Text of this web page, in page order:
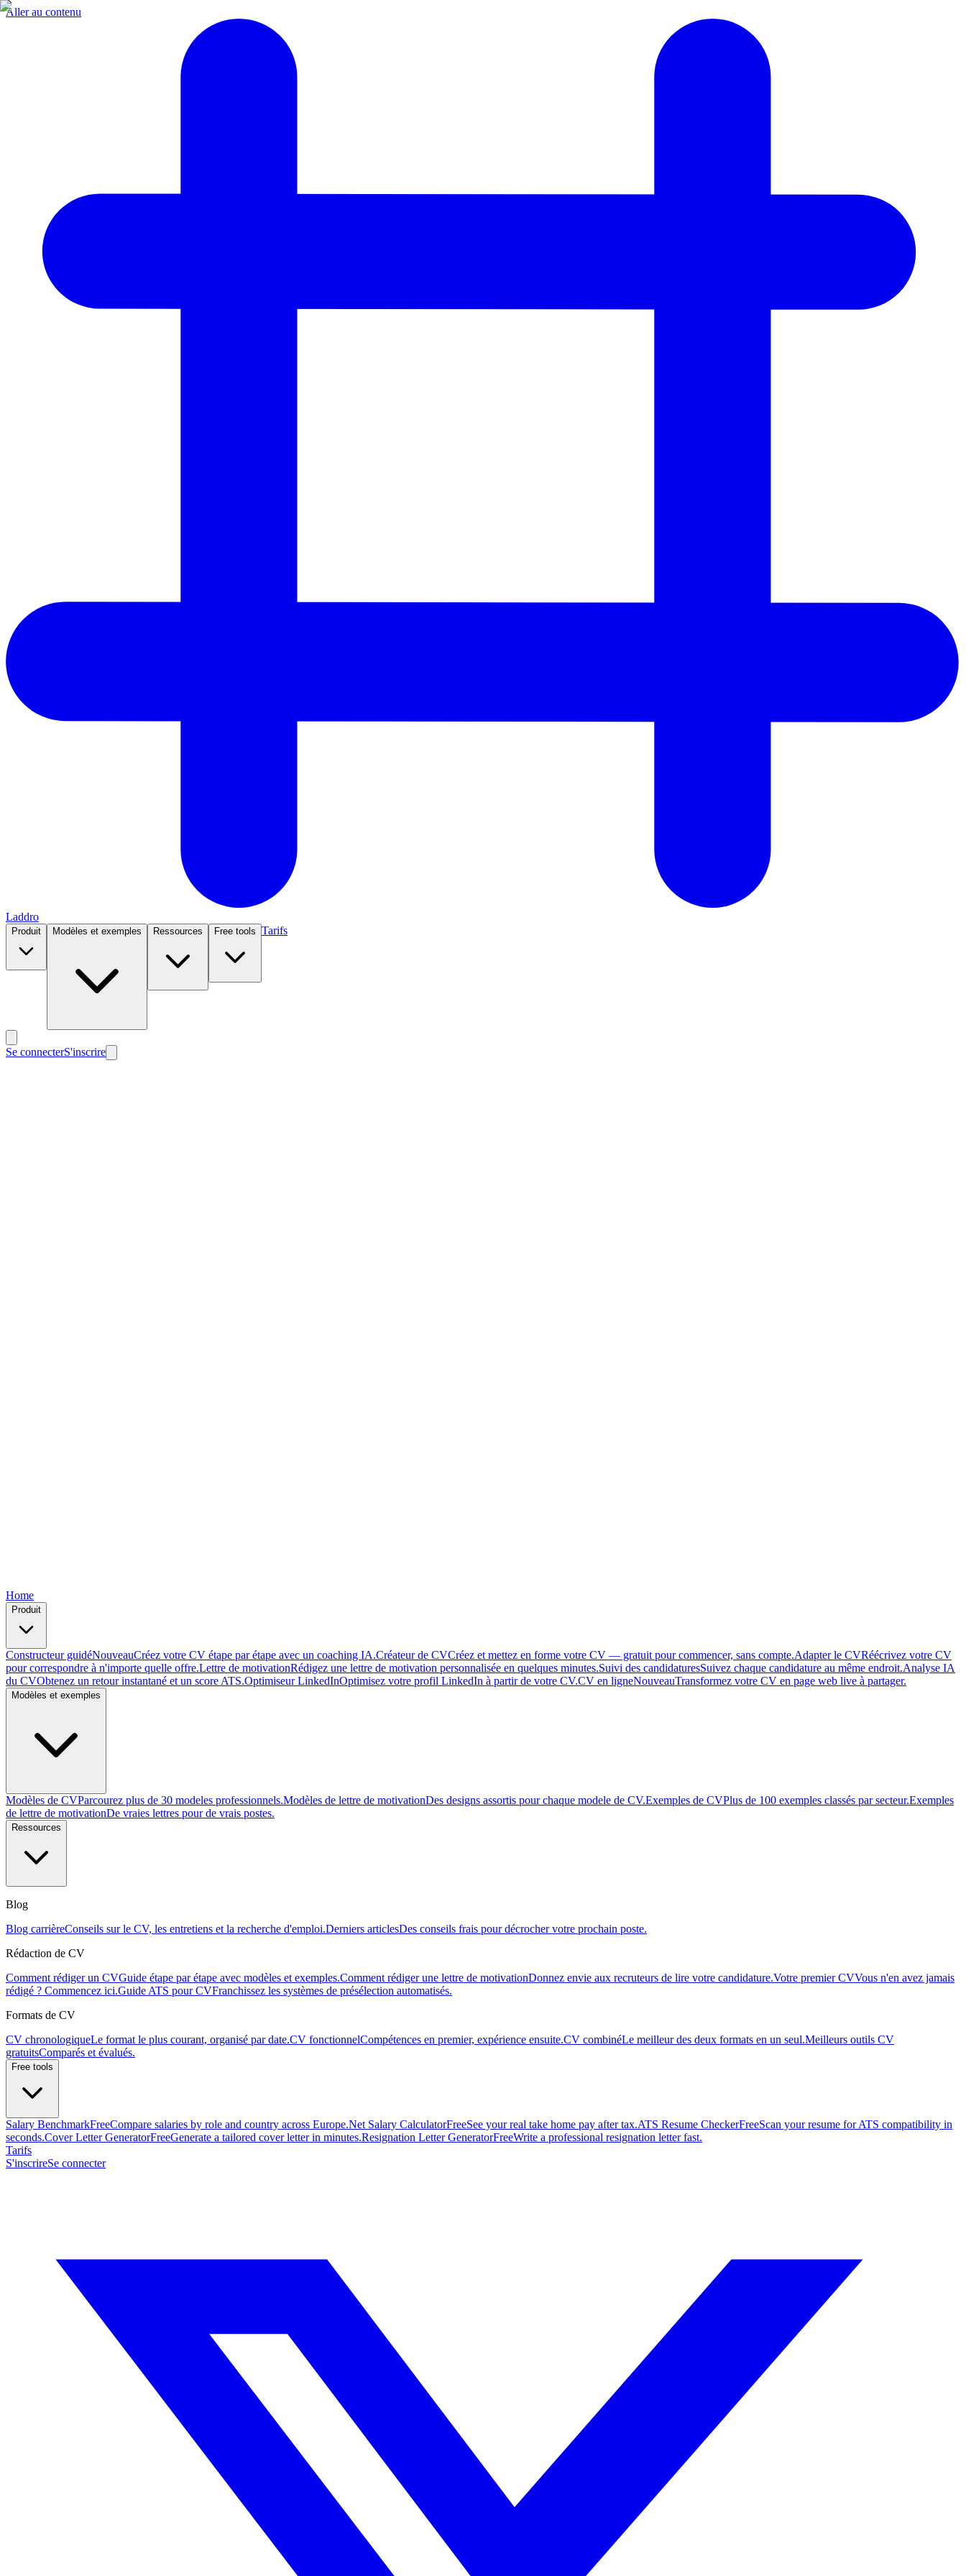
Aller au contenu
Laddro
Produit Modèles et exemples Ressources Free tools Tarifs
Se connecterS'inscrire
Home
Produit
Constructeur guidéNouveauCréez votre CV étape par étape avec un coaching IA.Créateur de CVCréez et mettez en forme votre CV — gratuit pour commencer, sans compte.Adapter le CVRéécrivez votre CV
pour correspondre à n'importe quelle offre.Lettre de motivationRédigez une lettre de motivation personnalisée en quelques minutes.Suivi des candidaturesSuivez chaque candidature au même endroit.Analyse IA
du CVObtenez un retour instantané et un score ATS.Optimiseur LinkedInOptimisez votre profil LinkedIn à partir de votre CV.CV en ligneNouveauTransformez votre CV en page web live à partager.
Modèles et exemples
Modèles de CVParcourez plus de 30 modeles professionnels.Modèles de lettre de motivationDes designs assortis pour chaque modele de CV.Exemples de CVPlus de 100 exemples classés par secteur.Exemples
de lettre de motivationDe vraies lettres pour de vrais postes.
Ressources
Blog
Blog carrièreConseils sur le CV, les entretiens et la recherche d'emploi.Derniers articlesDes conseils frais pour décrocher votre prochain poste.
Rédaction de CV
Comment rédiger un CVGuide étape par étape avec modèles et exemples.Comment rédiger une lettre de motivationDonnez envie aux recruteurs de lire votre candidature.Votre premier CVVous n'en avez jamais
rédigé ? Commencez ici.Guide ATS pour CVFranchissez les systèmes de présélection automatisés.
Formats de CV
CV chronologiqueLe format le plus courant, organisé par date.CV fonctionnelCompétences en premier, expérience ensuite.CV combinéLe meilleur des deux formats en un seul.Meilleurs outils CV
gratuitsComparés et évalués.
Free tools
Salary BenchmarkFreeCompare salaries by role and country across Europe.Net Salary CalculatorFreeSee your real take home pay after tax.ATS Resume CheckerFreeScan your resume for ATS compatibility in
seconds.Cover Letter GeneratorFreeGenerate a tailored cover letter in minutes.Resignation Letter GeneratorFreeWrite a professional resignation letter fast.
Tarifs
S'inscrireSe connecter